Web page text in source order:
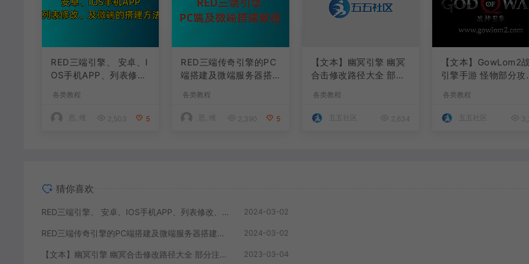
RED三端引擎、 安卓、I
OS手机APP、列表修
特约制作
各类教程
思, 维 2,503 5
RED三端传奇引擎的PC
端搭建及微端服务器搭
各类教程
思, 维 2,390 5
【文本】幽冥引擎 幽冥
合击修改路径大全 部分
各类教程
五五社区 2,634
【文本】GowLom2
引擎手游 怪物部分攻
各类教程
五五社区
猜你喜欢
RED三端引擎、 安卓、IOS手机APP、列表修改、及微端的搭建方法-特约制作 2024-03-02
RED三端传奇引擎的PC端搭建及微端服务器搭建教程 2024-03-02
【文本】幽冥引擎 幽冥合击修改路径大全 部分注释介绍 2023-03-04